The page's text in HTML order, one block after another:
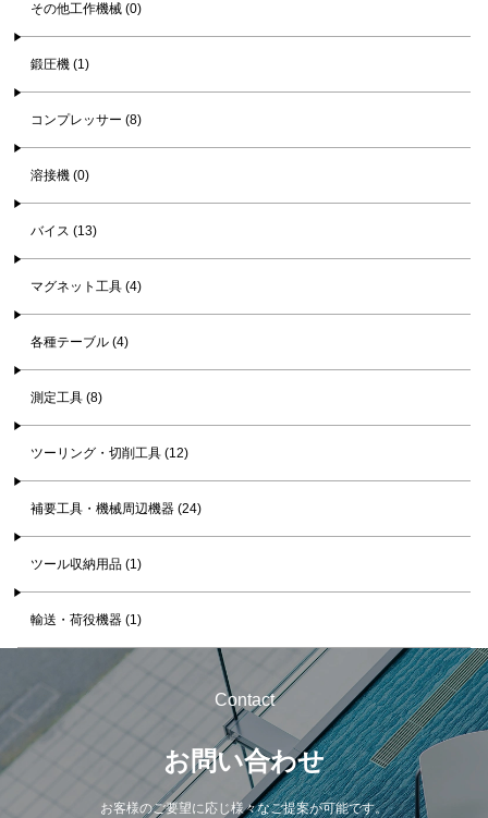
その他工作機械 (0)
鍛圧機 (1)
コンプレッサー (8)
溶接機 (0)
バイス (13)
マグネット工具 (4)
各種テーブル (4)
測定工具 (8)
ツーリング・切削工具 (12)
補要工具・機械周辺機器 (24)
ツール収納用品 (1)
輸送・荷役機器 (1)
Contact
お問い合わせ
お客様のご要望に応じ様々なご提案が可能です。